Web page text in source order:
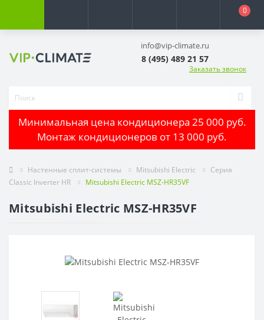
0
info@vip-climate.ru
8 (495) 489 21 57
Заказать звонок
Минимальная цена кондиционера 25 000 руб.
Монтаж кондиционеров от 13 000 руб.
Настенные сплит-системы Mitsubishi Electric
Серия
Classic Inverter HR
Mitsubishi Electric MSZ-HR35VF
Mitsubishi Electric MSZ-HR35VF